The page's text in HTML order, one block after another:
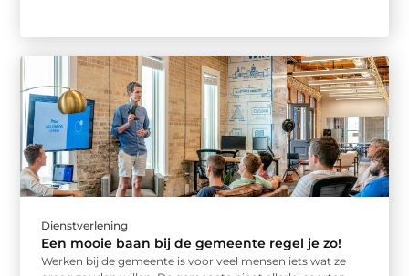
Dienstverlening
Een mooie baan bij de gemeente regel je zo!
Werken bij de gemeente is voor veel mensen iets wat ze